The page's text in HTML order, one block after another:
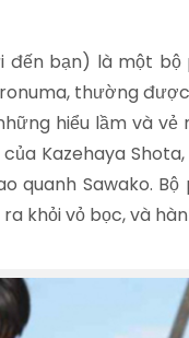
đến bạn) là một
thường
hiểu lầm và vẻ
của Kazehaya
quanh Sawako.
khỏi vỏ bọc, và